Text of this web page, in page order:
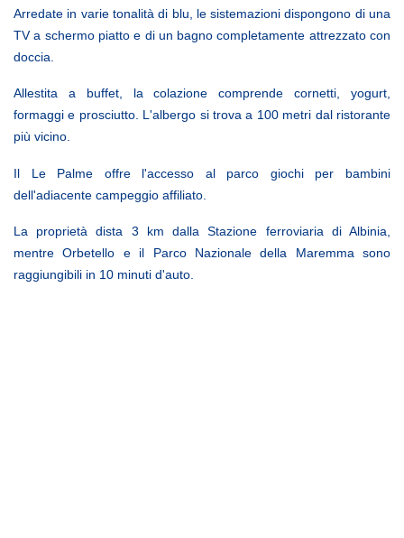
Arredate in varie tonalità di blu, le sistemazioni dispongono di una
TV a schermo piatto e di un bagno completamente attrezzato con
doccia.
Allestita a buffet, la colazione comprende cornetti, yogurt,
formaggi e prosciutto. L'albergo si trova a 100 metri dal ristorante
più vicino.
Il Le Palme offre l'accesso al parco giochi per bambini
dell'adiacente campeggio affiliato.
La proprietà dista 3 km dalla Stazione ferroviaria di Albinia,
mentre Orbetello e il Parco Nazionale della Maremma sono
raggiungibili in 10 minuti d'auto.